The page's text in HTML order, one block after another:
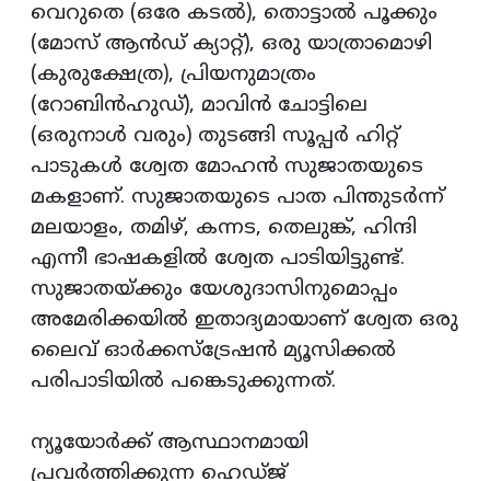
വെറുതെ (ഒരേ കടല്‍), തൊട്ടാല്‍ പൂക്കും
(മോസ് ആന്‍ഡ് ക്യാറ്റ്), ഒരു യാത്രാമൊഴി
(കുരുക്ഷേത്ര), പ്രിയനുമാത്രം
(റോബിന്‍ഹുഡ്), മാവിന്‍ ചോട്ടിലെ
(ഒരുനാള്‍ വരും) തുടങ്ങി സൂപ്പര്‍ ഹിറ്റ്
പാടുകള്‍ ശ്വേത മോഹന്‍ സുജാതയുടെ
മകളാണ്. സുജാതയുടെ പാത പിന്തുടര്‍ന്ന്
മലയാളം, തമിഴ്, കന്നട, തെലുങ്ക്, ഹിന്ദി
എന്നീ ഭാഷകളില്‍ ശ്വേത പാടിയിട്ടുണ്ട്.
സുജാതയ്ക്കും യേശുദാസിനുമൊപ്പം
അമേരിക്കയില്‍ ഇതാദ്യമായാണ് ശ്വേത ഒരു
ലൈവ് ഓര്‍ക്കസ്‌ട്രേഷന്‍ മ്യൂസിക്കല്‍
പരിപാടിയില്‍ പങ്കെടുക്കുന്നത്.
ന്യൂയോര്‍ക്ക് ആസ്ഥാനമായി
പ്രവര്‍ത്തിക്കുന്ന ഹെഡ്ജ്